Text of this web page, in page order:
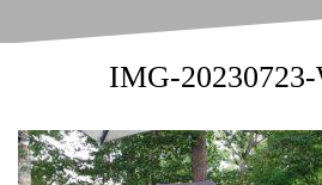
IMG-